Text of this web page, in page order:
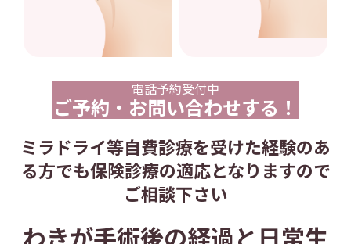
電話予約受付中
ご予約・お問い合わせする！
ミラドライ等自費診療を受けた経験のあ
る方でも保険診療の適応となりますので
ご相談下さい